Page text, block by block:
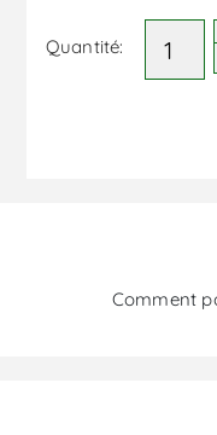
Quantité:
Comment